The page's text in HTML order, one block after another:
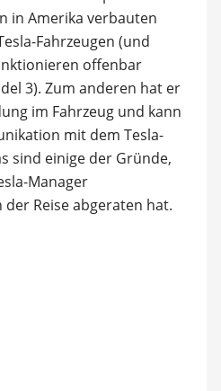
in Amerika verbauten
Fahrzeugen (und
offenbar
3). Zum anderen hat er
im Fahrzeug und kann
mit dem Tesla-
sind einige der Gründe,
Manager
Reise abgeraten hat.